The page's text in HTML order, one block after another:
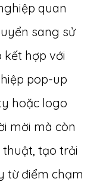
quan
sang sử
kết hợp với
pop-up
hoặc logo
mời mà còn
tạo trải
từ điểm chạm